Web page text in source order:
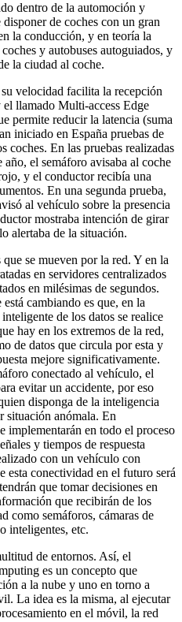
dentro de la automoción y
de coches con un gran
la conducción, y en teoría la
y autobuses autoguiados, y
la ciudad al coche.
velocidad facilita la recepción
llamado Multi-access Edge
permite reducir la latencia (suma
iniciado en España pruebas de
coches. En las pruebas realizadas
el semáforo avisaba al coche
y el conductor recibía una
En una segunda prueba,
al vehículo sobre la presencia
mostraba intención de girar
alertaba de la situación.
se mueven por la red. Y en la
en servidores centralizados
en milésimas de segundos.
cambiando es que, en la
de los datos se realice
hay en los extremos de la red,
de datos que circula por esta y
mejore significativamente.
conectado al vehículo, el
evitar un accidente, por eso
disponga de la inteligencia
situación anómala. En
implementarán en todo el proceso
y tiempos de respuesta
con un vehículo con
esta conectividad en el futuro será
que tomar decisiones en
que recibirán de los
como semáforos, cámaras de
inteligentes, etc.
de entornos. Así, el
es un concepto que
a la nube y uno en torno a
La idea es la misma, al ejecutar
en el móvil, la red